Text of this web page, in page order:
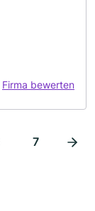
Firma bewerten
7